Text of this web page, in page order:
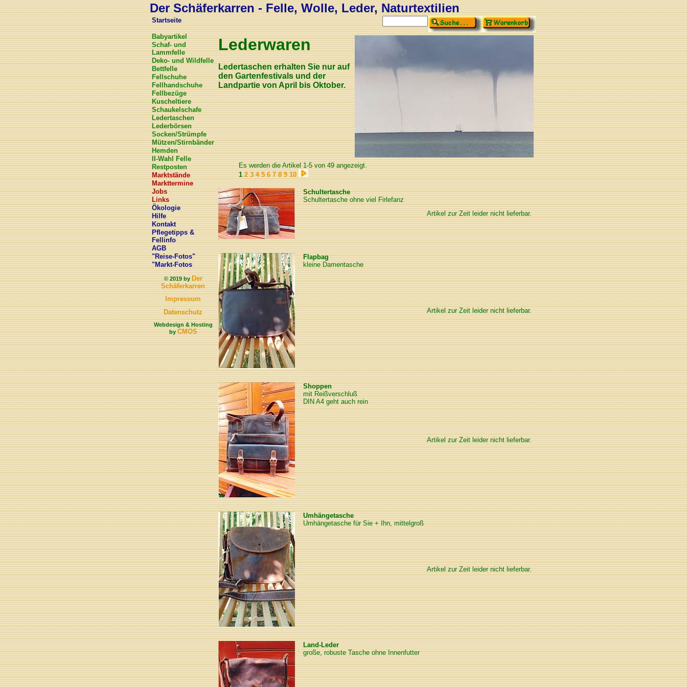
Der Schäferkarren - Felle, Wolle, Leder, Naturtextilien
Startseite
Babyartikel
Schaf- und
Lammfelle
Deko- und Wildfelle
Bettfelle
Fellschuhe
Fellhandschuhe
Fellbezüge
Kuscheltiere
Schaukelschafe
Ledertaschen
Lederbörsen
Socken/Strümpfe
Mützen/Stirnbänder
Hemden
II-Wahl Felle
Restposten
Marktstände
Markttermine
Jobs
Links
Ökologie
Hilfe
Kontakt
Pflegetipps &
Fellinfo
AGB
"Reise-Fotos"
"Markt-Fotos
© 2019 byDer
Schäferkarren
Impressum
Datenschutz
Webdesign & Hosting
byCMOS
Lederwaren
Ledertaschen erhalten Sie nur auf
den Gartenfestivals und der
Landpartie von April bis Oktober.
Es werden die Artikel 1-5 von 49 angezeigt.
1 2 3 4 5 6 7 8 9 10
Schultertasche
Schultertasche ohne viel Firlefanz
Artikel zur Zeit leider nicht lieferbar.
Flapbag
kleine Damentasche
Artikel zur Zeit leider nicht lieferbar.
Shoppen
mit Reißverschluß
DIN A4 geht auch rein
Artikel zur Zeit leider nicht lieferbar.
Umhängetasche
Umhängetasche für Sie + Ihn, mittelgroß
Artikel zur Zeit leider nicht lieferbar.
Land-Leder
große, robuste Tasche ohne Innenfutter